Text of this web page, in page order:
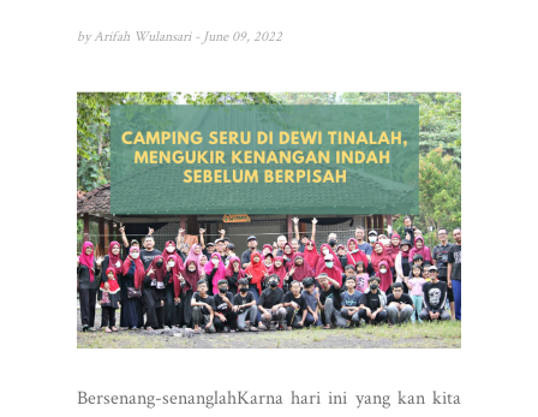
by Arifah Wulansari - June 09, 2022
Bersenang-senanglahKarna hari ini yang kan kita